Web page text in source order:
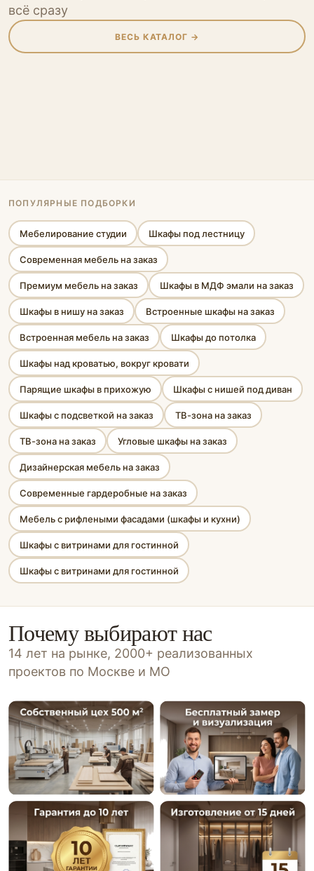
всё сразу
ВЕСЬ КАТАЛОГ →
Шкафы Шкафы-купе
ПОПУЛЯРНЫЕ ПОДБОРКИ
Мебелирование студии Шкафы под лестницу
Современная мебель на заказ
Премиум мебель на заказ Шкафы в МДФ эмали на заказ
Шкафы в нишу на заказ Встроенные шкафы на заказ
Встроенная мебель на заказ Шкафы до потолка
Шкафы над кроватью, вокруг кровати
Парящие шкафы в прихожую Шкафы с нишей под диван
Шкафы с подсветкой на заказ ТВ-зона на заказ
ТВ-зона на заказ Угловые шкафы на заказ
Дизайнерская мебель на заказ
Современные гардеробные на заказ
Мебель с рифлеными фасадами (шкафы и кухни)
Шкафы с витринами для гостинной
Шкафы с витринами для гостинной
Почему выбирают нас
14 лет на рынке, 2000+ реализованных
проектов по Москве и МО